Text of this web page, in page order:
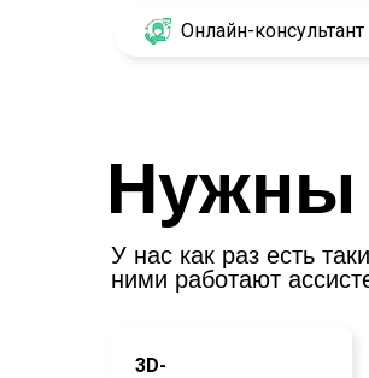
Онлайн-консультант
3D-
Нужны
У нас как раз есть
ними работают